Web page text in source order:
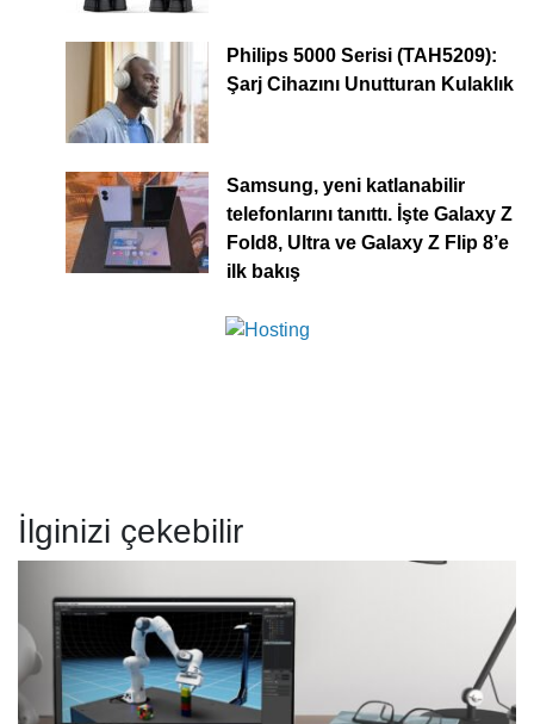
Philips 5000 Serisi (TAH5209):
Şarj Cihazını Unutturan Kulaklık
Samsung, yeni katlanabilir
telefonlarını tanıttı. İşte Galaxy Z
Fold8, Ultra ve Galaxy Z Flip 8’e
ilk bakış
İlginizi çekebilir